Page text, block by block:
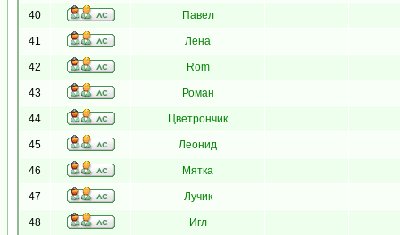
40 Павел
41 Лена
42 Rom
43 Роман
44 Цветрончик
45 Леонид
46 Мятка
47 Лучик
48 Игл